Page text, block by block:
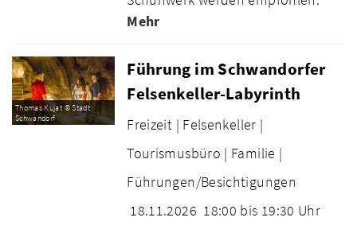
Mehr
Thomas Kujat © Stadt
Schwandorf
Führung im Schwandorfer
Felsenkeller-Labyrinth
Freizeit | Felsenkeller |
Tourismusbüro | Familie |
Führungen/Besichtigungen
18.11.2026 18:00 bis 19:30 Uhr